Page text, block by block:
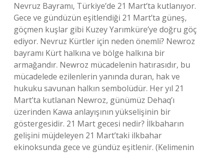
Nevruz Bayramı, Türkiye’de 21 Mart’ta kutlanıyor.
Gece ve gündüzün eşitlendiği 21 Mart’ta güneş,
göçmen kuşlar gibi Kuzey Yarımküre’ye doğru göç
ediyor. Nevruz Kürtler için neden önemli? Newroz
bayramı Kürt halkına ve bölge halkına bir
armağandır. Newroz mücadelenin hatırasıdır, bu
mücadelede ezilenlerin yanında duran, hak ve
hukuku savunan halkın sembolüdür. Her yıl 21
Mart’ta kutlanan Newroz, günümüz Dehaq’ı
üzerinden Kawa anlayışının yükselişinin bir
göstergesidir. 21 Mart gecesi nedir? İlkbaharın
gelişini müjdeleyen 21 Mart’taki ilkbahar
ekinoksunda gece ve gündüz eşitlenir. (Kelimenin